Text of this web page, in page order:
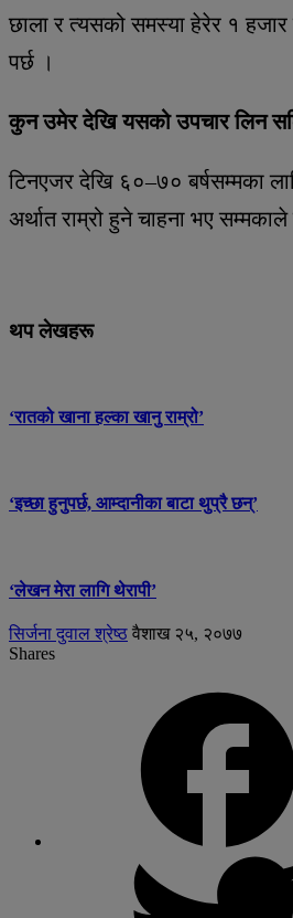
छाला र त्यसको समस्या हेरेर १
पर्छ ।
कुन उमेर देखि यसको उपचार लिन
टिनएजर देखि ६०–७० बर्षसम्मका
अर्थात राम्रो हुने चाहना भए
थप लेखहरू
‘रातको खाना हल्का खानु राम्रो’
‘इच्छा हुनुपर्छ, आम्दानीका बाटा थुप्रै छन्’
‘लेखन मेरा लागि थेरापी’
सिर्जना दुवाल श्रेष्ठ वैशाख २५, २०७७
Shares